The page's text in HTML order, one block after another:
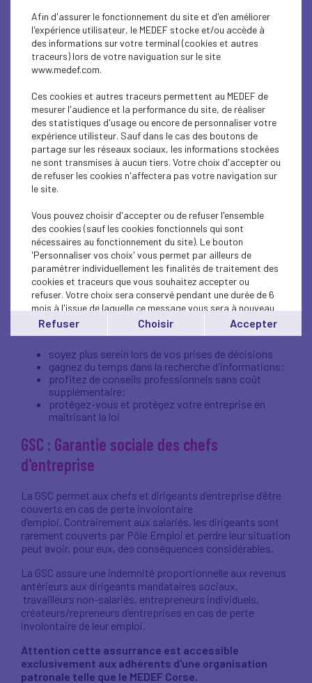
Assistance juridique
réponses rapides, fiables et en toute confidentialité sur
des questions concernant :
le droit du travail : les contrats de travail, les
licenciements, les conventions collectives, la
représentation du personnel, la réglementation du
travail, la gestion du personnel etc.;
le droit commercial : les fonds de commerce, les
baux et les entreprises en difficultés;
dissolution des sociétés;
le droit économique : la distribution, la concurrence
et la consommation;
le droit fiscal
L'assistance juridique du MEDEF Corse ne peut se
substituer pleinement aux conseils d'avocats spécialisés
dans le domaine couvrant le litige.
Bénéfices :
soyez plus serein lors de vos prises de décisions
gagnez du temps dans la recherche d'informations;
profitez de conseils professionnels sans coût
supplémentaire;
protégez-vous et protégez votre entreprise en
maîtrisant la loi
GSC : Garantie sociale des chefs
d'entreprise
La GSC permet aux chefs et dirigeants d’entreprise d’être
couverts en cas de perte involontaire
d’emploi. Contrairement aux salariés, les dirigeants sont
rarement couverts par Pôle Emploi et perdre leur situation
peut avoir, pour eux, des conséquences considérables.
La GSC assure une indemnité proportionnelle aux revenus
antérieurs aux dirigeants mandataires sociaux,
travailleurs non-salariés, entrepreneurs individuels,
créateurs/repreneurs d’entreprises en cas de perte
involontaire de leur emploi.
Attention cette assurrance est accessible
exclusivement aux adhérents d'une organisation
patronale telle que le MEDEF Corse.
Afin d'assurer le fonctionnement du site et d'en améliorer
l'expérience utilisateur, le MEDEF stocke et/ou accède à
des informations sur votre terminal (cookies et autres
traceurs) lors de votre naviguation sur le site
www.medef.com.
Ces cookies et autres traceurs permettent au MEDEF de
mesurer l'audience et la performance du site, de réaliser
des statistiques d'usage ou encore de personnaliser votre
expérience utilisteur. Sauf dans le cas des boutons de
partage sur les réseaux sociaux, les informations stockées
ne sont transmises à aucun tiers. Votre choix d'accepter ou
de refuser les cookies n'affectera pas votre navigation sur
le site.
Vous pouvez choisir d'accepter ou de refuser l'ensemble
des cookies (sauf les cookies fonctionnels qui sont
nécessaires au fonctionnement du site). Le bouton
'Personnaliser vos choix' vous permet par ailleurs de
paramétrer individuellement les finalités de traitement des
cookies et traceurs que vous souhaitez accepter ou
refuser. Votre choix sera conservé pendant une durée de 6
mois à l'issue de laquelle ce message vous sera à nouveau
affiché..
Vous pouvez modifier votre choix à tout moment en
Refuser Choisir Accepter